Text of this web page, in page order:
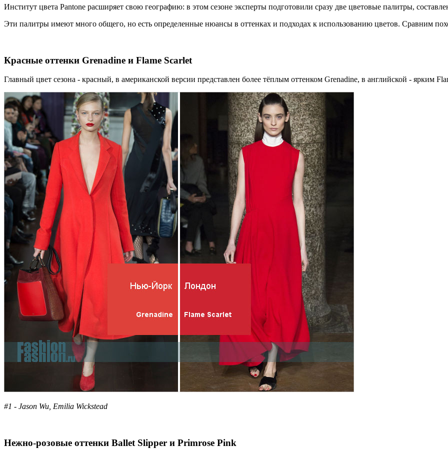
Институт цвета Pantone расширяет свою географию: в этом сезоне эксперты подготовили сразу две цветовые палитры,
Эти палитры имеют много общего, но есть определенные нюансы в оттенках и подходах к использованию цветов. Сравним
Красные оттенки Grenadine и Flame Scarlet
Главный цвет сезона - красный, в американской версии представлен более тёплым оттенком Grenadine, в английской - ярким
#1 - Jason Wu, Emilia Wickstead
Нежно-розовые оттенки Ballet Slipper и Primrose Pink